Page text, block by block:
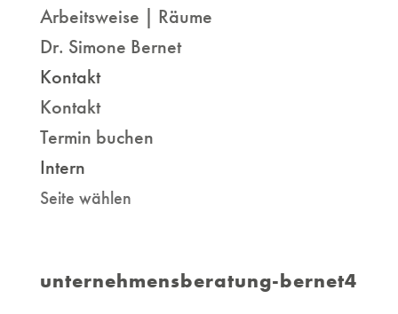
Arbeitsweise | Räume
Dr. Simone Bernet
Kontakt
Kontakt
Termin buchen
Intern
Seite wählen
unternehmensberatung-bernet4